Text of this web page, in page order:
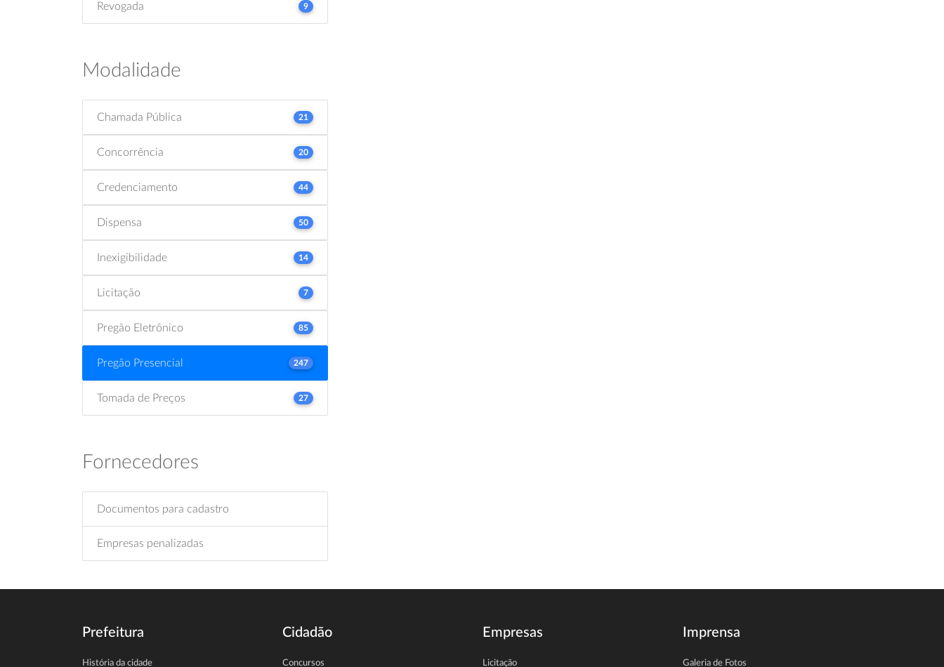
Revogada 9
Modalidade
Chamada Pública 21
Concorrência 20
Credenciamento 44
Dispensa 50
Inexigibilidade 14
Licitação 7
Pregão Eletrônico 85
Pregão Presencial 247
Tomada de Preços 27
Fornecedores
Documentos para cadastro
Empresas penalizadas
Prefeitura
História da cidade
Cidadão
Concursos
Empresas
Licitação
Imprensa
Galeria de Fotos